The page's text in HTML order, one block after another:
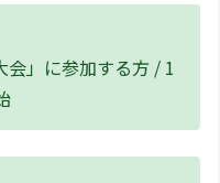
会」に参加する方 / 1